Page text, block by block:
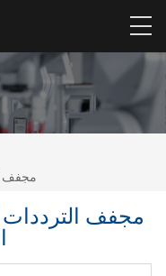
مجفف
مجفف الترددات